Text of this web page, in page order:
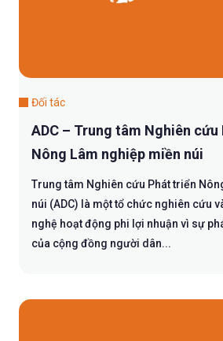
Đối tác
ADC – Trung tâm Nghiên
Nông Lâm nghiệp miền núi
Trung tâm Nghiên cứu Phát triển
núi (ADC) là một tổ chức nghiên cứu
nghệ hoạt động phi lợi nhuận vì sự
của cộng đồng người dân...